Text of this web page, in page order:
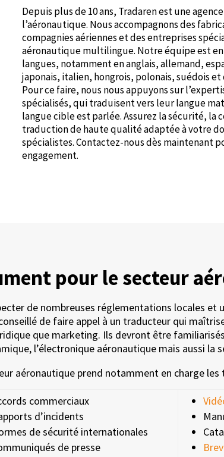
Depuis plus de 10 ans, Tradaren est une
l’aéronautique. Nous accompagnons des
compagnies aériennes et des entreprises
aéronautique multilingue. Notre équipe est
langues, notamment en anglais, allemand,
japonais, italien, hongrois, polonais, suédois
Pour ce faire, nous nous appuyons sur
spécialisés, qui traduisent vers leur langue
langue cible est parlée. Assurez la sécurité,
traduction de haute qualité adaptée à votre
spécialistes. Contactez-nous dès maintenant
engagement.
pour le secteur
de nombreuses réglementations locales et
de faire appel à un traducteur qui
que marketing. Ils devront être
l’électronique aéronautique mais aussi la
aéronautique prend notamment en charge les
commerciaux
d’incidents
de sécurité internationales
de presse